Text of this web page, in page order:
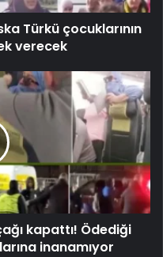
Türkü çocuklarının
verecek
kapattı! Ödediği
inanamıyor